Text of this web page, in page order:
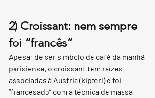
2) Croissant: nem sempre
foi “francês”
Apesar de ser símbolo de café da manhã
parisiense, o croissant tem raízes
associadas à Áustria (kipferl) e foi
“francesado” com a técnica de massa